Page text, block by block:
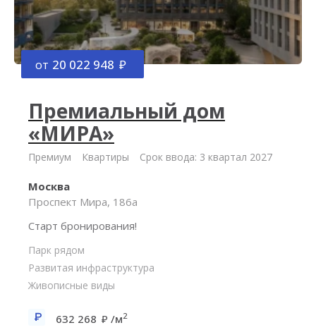
от 20 022 948
Премиальный дом
«МИРА»
Премиум Квартиры Срок ввода: 3 квартал 2027
Москва
Проспект Мира, 186а
Старт бронирования!
Парк рядом
Развитая инфраструктура
Живописные виды
632 268 /м2